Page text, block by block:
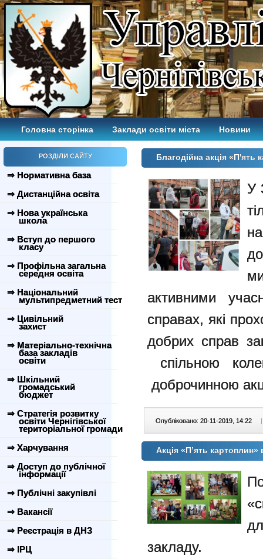
Головна сторінка Заклади освіти міста Новини
РОЗДІЛИ САЙТУ
⇒ Нормативна база
⇒ Дистанційна освіта
⇒ Нова українська
школа
⇒ Вступ до першого
класу
⇒ Профільна загальна
середня освіта
⇒ Національний
мультипредметний тест
⇒ Цивільний
захист
⇒ Матеріально-технічна
база закладів
освіти
⇒ Шкільний
громадський
бюджет
⇒ Стратегія розвитку
освіти Чернігівської
територіальної громади
⇒ Харчування
⇒ Доступ до публічної
інформації
⇒ Публічні закупівлі
⇒ Вакансії
⇒ Реєстрація в ДНЗ
⇒ ІРЦ
Благодійна акція
У
активними
справах, які
добрих справ
спільною
доброчинною
Опубліковано: 20-11-2019, 14:22 |
Акція «П’ять
закладу.